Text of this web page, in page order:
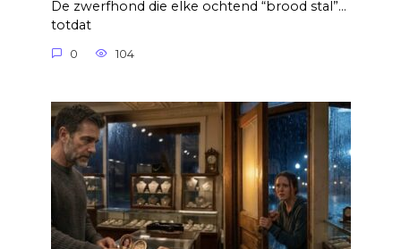
De zwerfhond die elke ochtend “brood stal”…
totdat
0 104